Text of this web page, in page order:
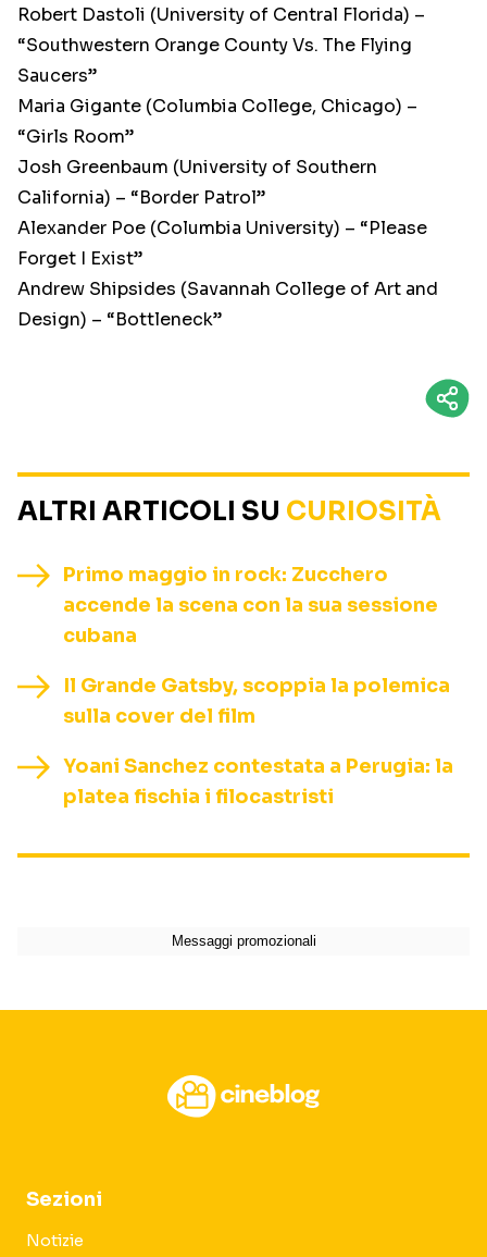
Robert Dastoli (University of Central Florida) –
“Southwestern Orange County Vs. The Flying
Saucers”
Maria Gigante (Columbia College, Chicago) –
“Girls Room”
Josh Greenbaum (University of Southern
California) – “Border Patrol”
Alexander Poe (Columbia University) – “Please
Forget I Exist”
Andrew Shipsides (Savannah College of Art and
Design) – “Bottleneck”
ALTRI ARTICOLI SU CURIOSITÀ
Primo maggio in rock: Zucchero
accende la scena con la sua sessione
cubana
Il Grande Gatsby, scoppia la polemica
sulla cover del film
Yoani Sanchez contestata a Perugia: la
platea fischia i filocastristi
Sezioni
Notizie